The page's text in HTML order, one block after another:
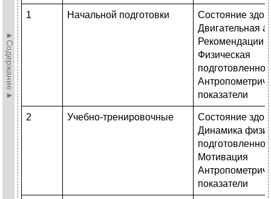
►Содержание►
1 Начальной подготовки
Состояние
Двигательная
Рекомендации
Физическая
показатели
2 Учебно-тренировочные
Состояние
Динамика
Мотивация
показатели